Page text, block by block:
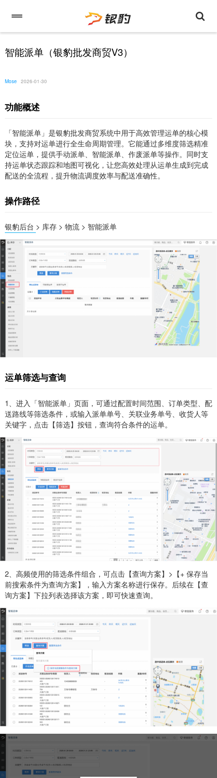
智能派单（银豹批发商贸V3）
Mose 2026-01-30
功能概述
「智能派单」是银豹批发商贸系统中用于高效管理运单的核心模
块，支持对运单进行全生命周期管理。它能通过多维度筛选精准
定位运单，提供手动派单、智能派单、作废派单等操作。同时支
持运单状态跟踪和地图可视化，让您高效处理从运单生成到完成
配送的全流程，提升物流调度效率与配送准确性。
操作路径
银豹后台 > 库存 > 物流 > 智能派单
运单筛选与查询
1、进入「智能派单」页面，可通过配置时间范围、订单类型、配
送路线等筛选条件，或输入派单单号、关联业务单号、收货人等
关键字，点击【筛选】按钮，查询符合条件的运单。
2、高频使用的筛选条件组合，可点击【查询方案】>【+ 保存当
前搜索条件为查询方案】，输入方案名称进行保存。后续在【查
询方案】下拉列表选择该方案，即可快速查询。